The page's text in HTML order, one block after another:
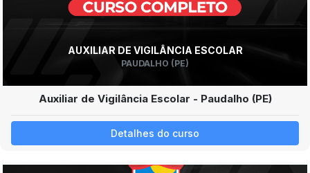
AUXILIAR DE VIGILÂNCIA ESCOLAR
PAUDALHO (PE)
Auxiliar de Vigilância Escolar - Paudalho (PE)
Detalhes do curso